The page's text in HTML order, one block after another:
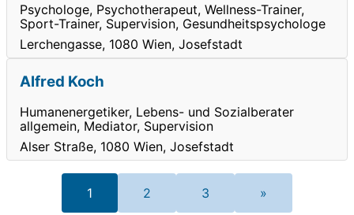
Psychologe, Psychotherapeut, Wellness-Trainer,
Sport-Trainer, Supervision, Gesundheitspsychologe
Lerchengasse, 1080 Wien, Josefstadt
Alfred Koch
Humanenergetiker, Lebens- und Sozialberater
allgemein, Mediator, Supervision
Alser Straße, 1080 Wien, Josefstadt
1 2 3 »